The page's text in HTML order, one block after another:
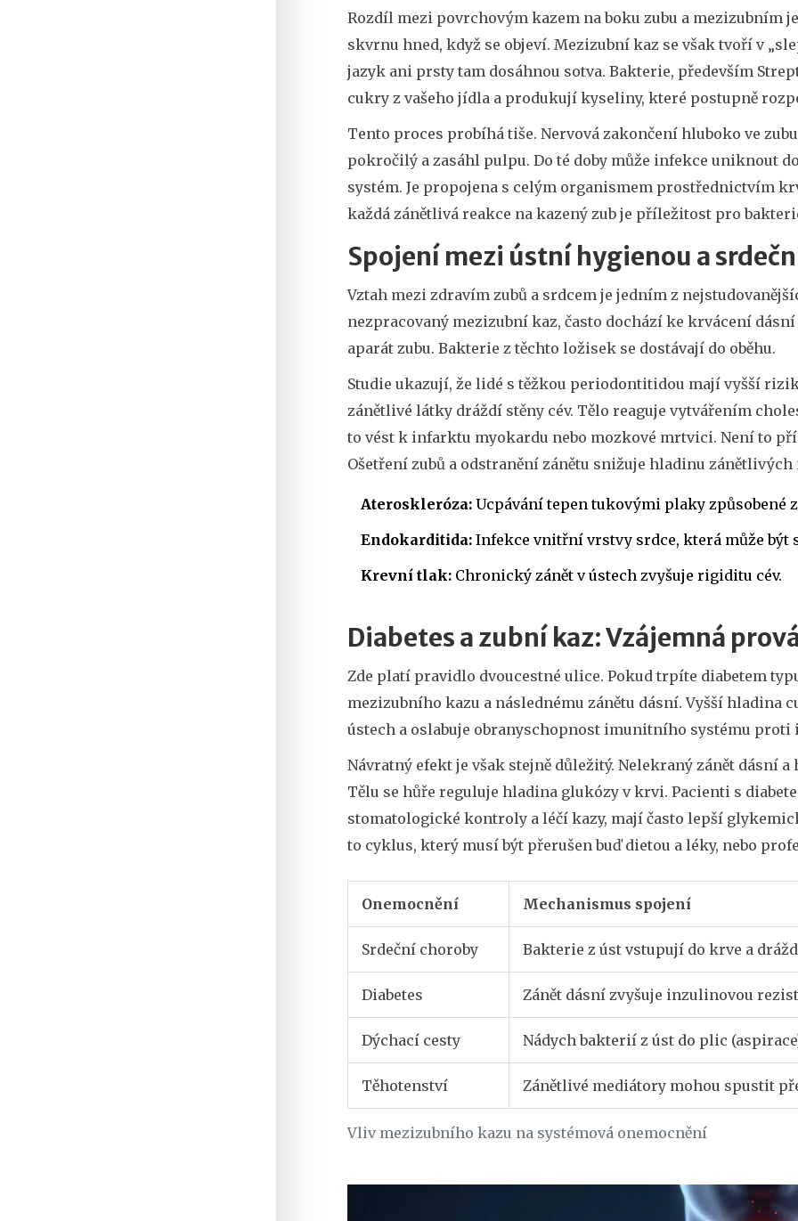
Rozdíl mezi povrchovým kazem na boku zubu a mezizubním
skvrnu hned, když se objeví. Mezizubní kaz se však tvoří v
jazyk ani prsty tam dosáhnou sotva. Bakterie, především
cukry z vašeho jídla a produkují kyseliny, které postupně
Tento proces probíhá tiše. Nervová zakončení hluboko ve
pokročilý a zasáhl pulpu. Do té doby může infekce uniknout
systém. Je propojena s celým organismem prostřednictvím
každá zánětlivá reakce na kazený zub je příležitost pro
Spojení mezi ústní hygienou a
Vztah mezi zdravím zubů a srdcem je jedním z
nezpracovaný mezizubní kaz, často dochází ke krvácení
aparát zubu. Bakterie z těchto ložisek se dostávají do oběhu.
Studie ukazují, že lidé s těžkou periodontitidou mají vyšší
zánětlivé látky dráždí stěny cév. Tělo reaguje vytvářením
to vést k infarktu myokardu nebo mozkové mrtvici. Není to
Ošetření zubů a odstranění zánětu snižuje hladinu
Ateroskleróza: Ucpávání tepen tukovými plaky způsobené
Endokarditida: Infekce vnitřní vrstvy srdce, která může být
Krevní tlak: Chronický zánět v ústech zvyšuje rigiditu cév.
Diabetes a zubní kaz: Vzájemná
Zde platí pravidlo dvoucestné ulice. Pokud trpíte diabetem
mezizubního kazu a následnému zánětu dásní. Vyšší
ústech a oslabuje obranyschopnost imunitního systému proti
Návratný efekt je však stejně důležitý. Nelekraný zánět dásní
Tělu se hůře reguluje hladina glukózy v krvi. Pacienti s
stomatologické kontroly a léčí kazy, mají často lepší
to cyklus, který musí být přerušen buď dietou a léky, nebo
Vliv mezizubního kazu na systémová onemocnění
Onemocnění Mechanismus spojení
Srdeční choroby Bakterie z úst vstupují do krve a
Diabetes Zánět dásní zvyšuje inzulinovou
Dýchací cesty Nádych bakterií z úst do plic
Těhotenství Zánětlivé mediátory mohou spustit